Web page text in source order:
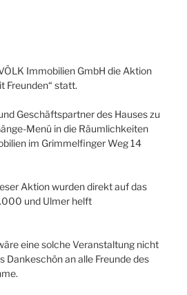
Immobilien GmbH die Aktion
Freunden“ statt.
Geschäftspartner des Hauses zu
Menü in die Räumlichkeiten
im Grimmelfinger Weg 14
Aktion wurden direkt auf das
und Ulmer helft
eine solche Veranstaltung nicht
Dankeschön an alle Freunde des